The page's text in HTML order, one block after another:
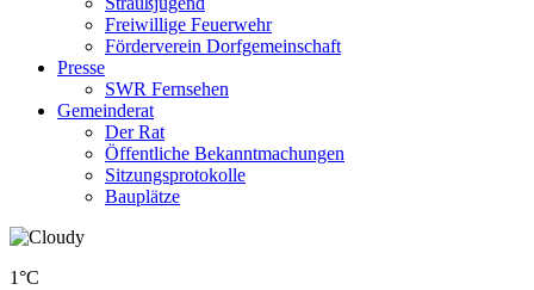
Freiwillige Feuerwehr
Förderverein Dorfgemeinschaft
Presse
SWR Fernsehen
Gemeinderat
Der Rat
Öffentliche Bekanntmachungen
Sitzungsprotokolle
Bauplätze
1°C